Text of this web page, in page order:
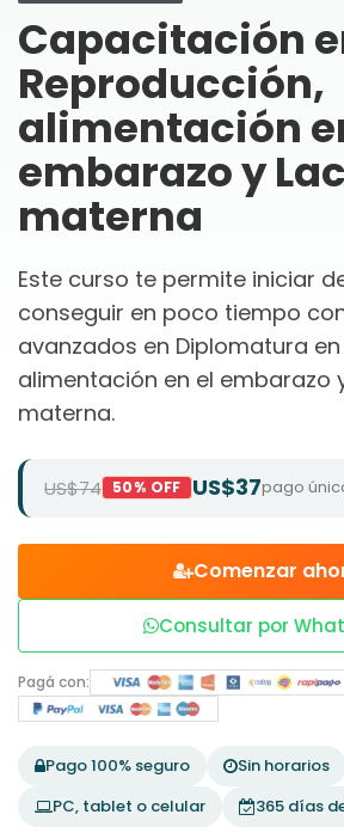
Capacitación
Reproducción,
alimentación
embarazo y
materna
Este curso te permite iniciar
conseguir en poco tiempo
avanzados en Diplomatura
alimentación en el embarazo
materna.
US$74 50% OFF US$37pago
Comenzar
Consultar por
Pagá con:
Pago 100% seguro
Sin horarios
PC, tablet o celular
365 días